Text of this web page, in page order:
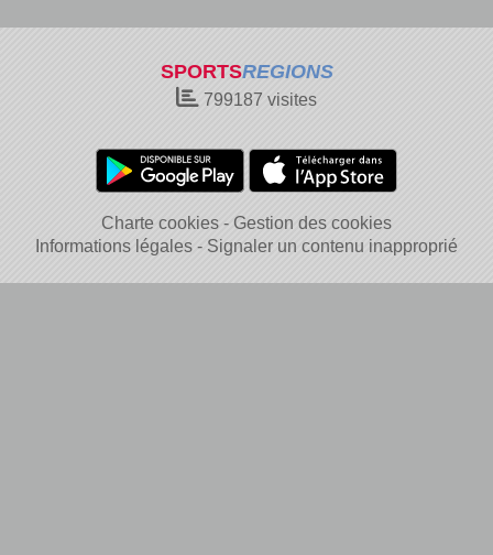
SPORTSREGIONS
799187 visites
Charte cookies
Gestion des cookies
Informations légales
Signaler un contenu inapproprié